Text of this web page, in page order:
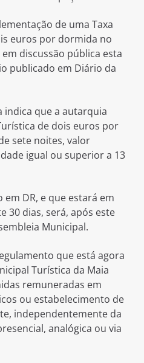
de uma Taxa
euros por dormida no
discussão pública esta
publicado em Diário da
indica que a autarquia
de dois euros por
sete noites, valor
igual ou superior a 13
DR, e que estará em
30 dias, será, após este
Municipal.
que está agora
Turística da Maia
remuneradas em
ou estabelecimento de
independentemente da
analógica ou via